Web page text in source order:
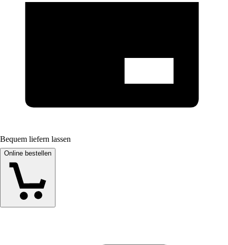
Bequem liefern lassen
Online bestellen